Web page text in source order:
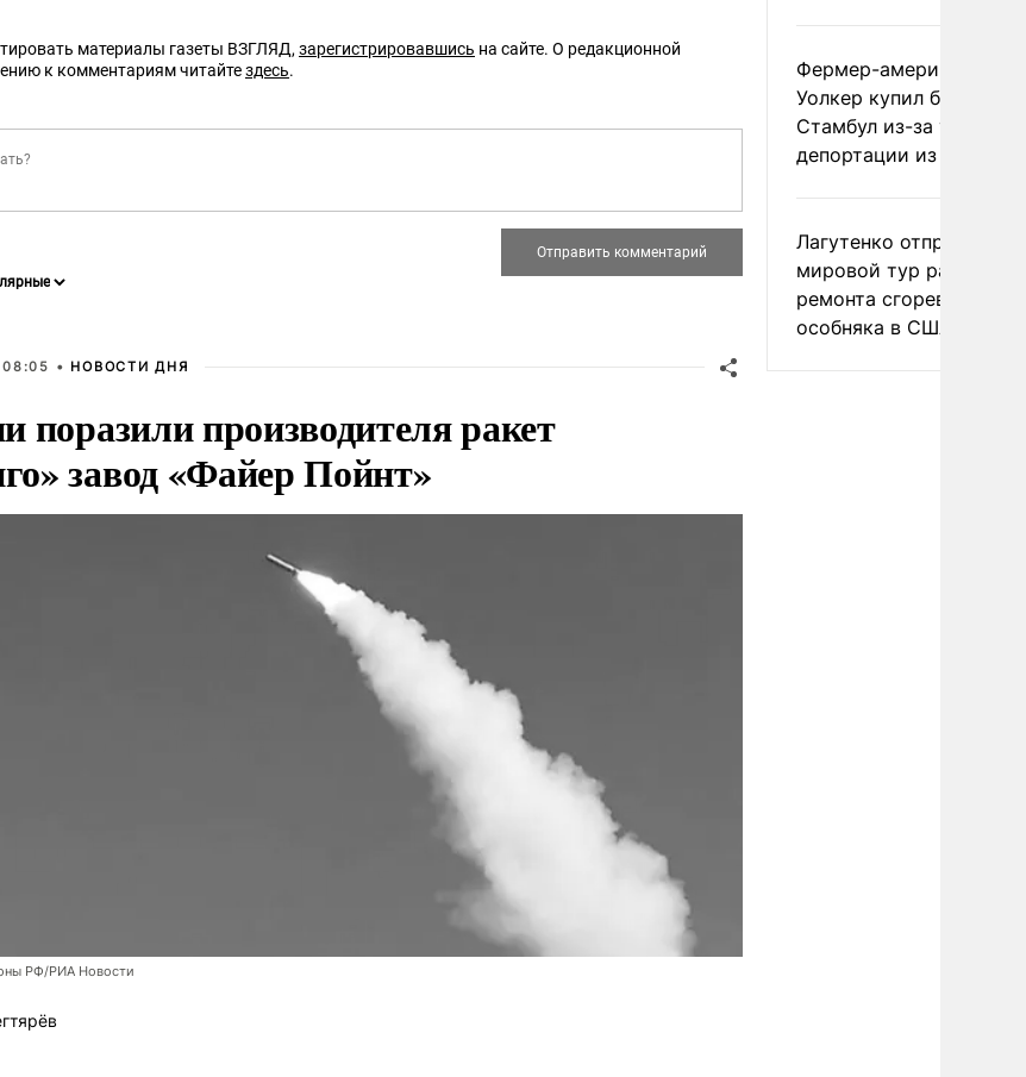
материалы газеты ВЗГЛЯД, зарегистрировавшись на сайте. О редакционной
к комментариям читайтездесь.
• НОВОСТИ ДНЯ
поразили производителя ракет
завод «Файер Пойнт»
РФ/РИА Новости
Фермер-американец
Уолкер купил билет в
Стамбул из-за угрозы
депортации из России
Лагутенко отправился в
мировой тур ради
ремонта сгоревшего
особняка в США